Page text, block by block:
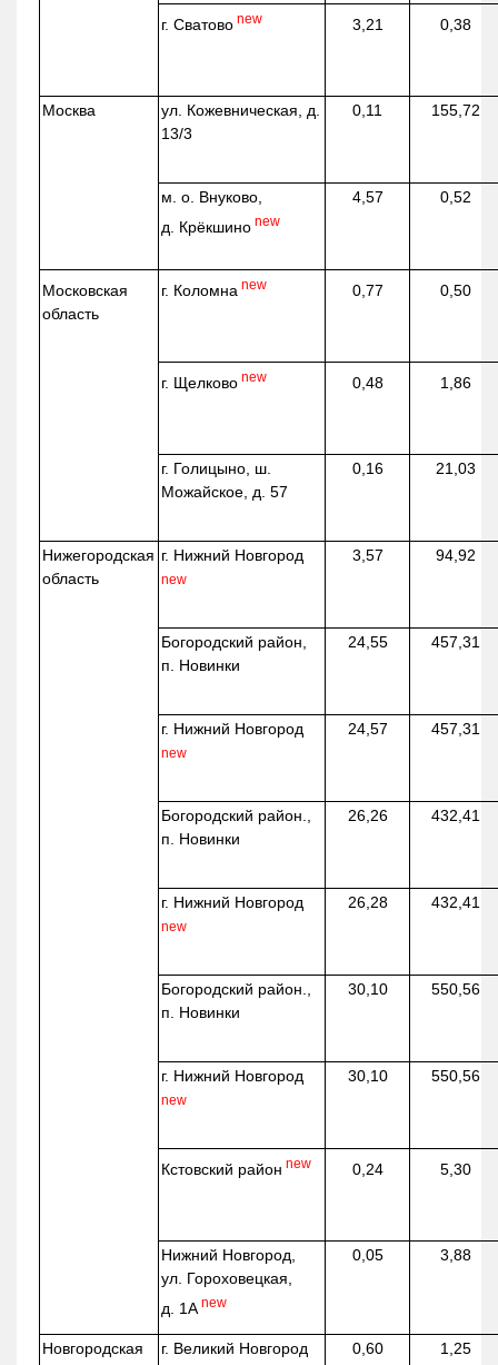
г. Сватово new 3,21 0,38
Москва ул. Кожевническая, д.
13/3
0,11 155,72
м. о. Внуково,
д. Крёкшино new
4,57 0,52
Московская
область
г. Коломна new 0,77 0,50
г. Щелково new 0,48 1,86
г. Голицыно, ш.
Можайское, д. 57
0,16 21,03
Нижегородская
область
г. Нижний Новгород
new
3,57 94,92
Богородский район,
п. Новинки
24,55 457,31
г. Нижний Новгород
new
24,57 457,31
Богородский район.,
п. Новинки
26,26 432,41
г. Нижний Новгород
new
26,28 432,41
Богородский район.,
п. Новинки
30,10 550,56
г. Нижний Новгород
new
30,10 550,56
Кстовский район new 0,24 5,30
Нижний Новгород,
ул. Гороховецкая,
д. 1А new
0,05 3,88
Новгородская
г. Великий Новгород 0,60 1,25